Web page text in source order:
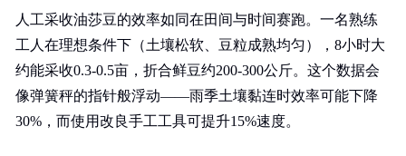
人工采收油莎豆的效率如同在田间与时间赛跑。一名熟练
工人在理想条件下（土壤松软、豆粒成熟均匀），8小时大
约能采收0.3-0.5亩，折合鲜豆约200-300公斤。这个数据会
像弹簧秤的指针般浮动——雨季土壤黏连时效率可能下降
30%，而使用改良手工工具可提升15%速度。